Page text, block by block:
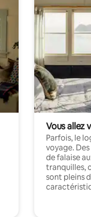
Vous allez
Parfois, le
voyage.
de falaise
tranquilles,
sont pleins